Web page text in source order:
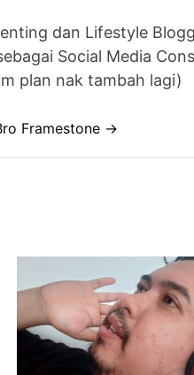
dan Lifestyle
Social Media
plan nak tambah lagi)
Framestone →